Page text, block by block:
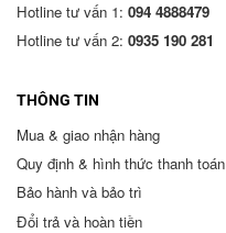
Hotline tư vấn 1: 094 4888479
Hotline tư vấn 2: 0935 190 281
THÔNG TIN
Mua & giao nhận hàng
Quy định & hình thức thanh toán
Bảo hành và bảo trì
Đổi trả và hoàn tiền